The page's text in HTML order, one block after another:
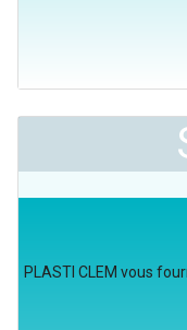
PLASTI CLEM vous